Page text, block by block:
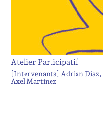
Atelier Participatif
[Intervenants] Adrian Diaz
Axel Martinez